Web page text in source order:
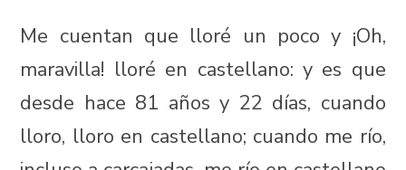
Me cuentan que lloré un poco y ¡Oh,
maravilla! lloré en castellano: y es que
desde hace 81 años y 22 días, cuando
lloro, lloro en castellano; cuando me río,